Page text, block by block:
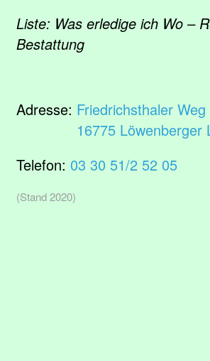
Liste: Was erledige ich Wo –
Bestattung
Adresse: Friedrichsthaler Weg
16775 Löwenberger
Telefon: 03 30 51/2 52 05
(Stand 2020)